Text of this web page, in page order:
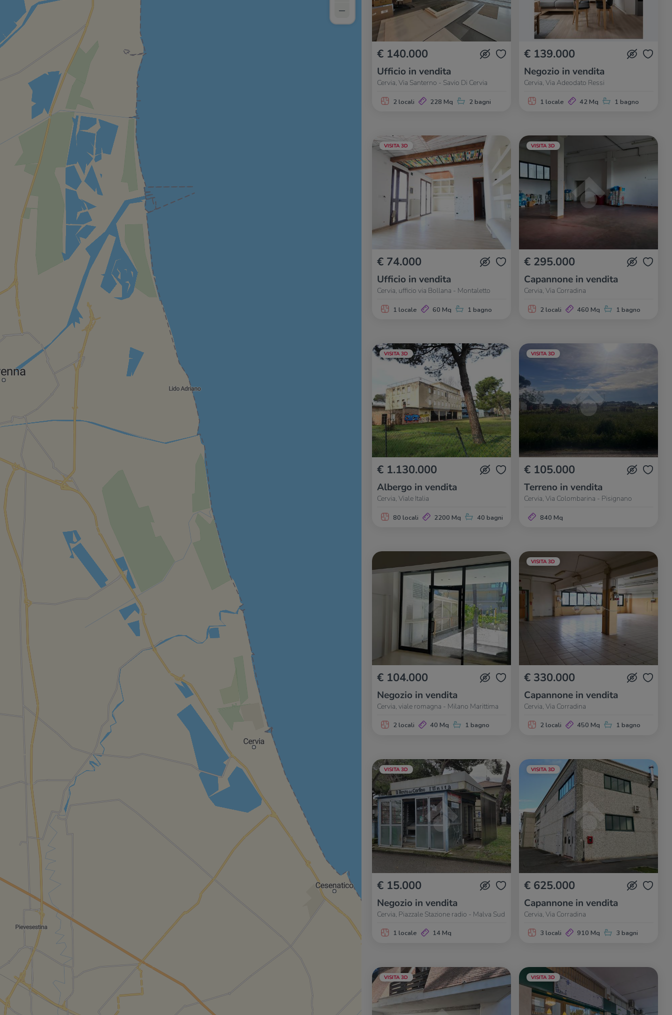
€ 140.000
Ufficio in vendita
Cervia, Via Santerno - Savio Di Cervia
2 locali 228 Mq 2 bagni
€ 139.000
Negozio in vendita
Cervia, Via Adeodato Ressi
1 locale 42 Mq 1 bagno
VISITA 3D
€ 74.000
Ufficio in vendita
Cervia, ufficio via Bollana - Montaletto
1 locale 60 Mq 1 bagno
VISITA 3D
€ 295.000
Capannone in vendita
Cervia, Via Corradina
2 locali 460 Mq 1 bagno
VISITA 3D
€ 1.130.000
Albergo in vendita
Cervia, Viale Italia
80 locali 2200 Mq 40 bagni
VISITA 3D
€ 105.000
Terreno in vendita
Cervia, Via Colombarina - Pisignano
840 Mq
€ 104.000
Negozio in vendita
Cervia, viale romagna - Milano Marittima
2 locali 40 Mq 1 bagno
VISITA 3D
€ 330.000
Capannone in vendita
Cervia, Via Corradina
2 locali 450 Mq 1 bagno
VISITA 3D
€ 15.000
Negozio in vendita
Cervia, Piazzale Stazione radio - Malva Sud
1 locale 14 Mq
VISITA 3D
€ 625.000
Capannone in vendita
Cervia, Via Corradina
3 locali 910 Mq 3 bagni
VISITA 3D VISITA 3D
–